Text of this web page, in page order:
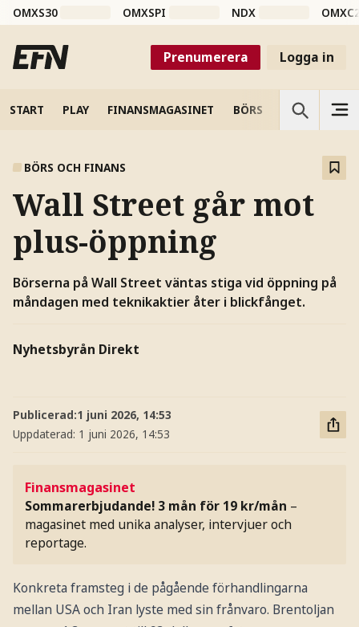
OMXS30 OMXSPI NDX
Prenumerera Logga in
START PLAY FINANSMAGASINET BÖRS VETENSKAP
BÖRS OCH FINANS
Wall Street går mot
plus-öppning
Börserna på Wall Street väntas stiga vid öppning på
måndagen med teknikaktier åter i blickfånget.
Nyhetsbyrån Direkt
Publicerad:1 juni 2026, 14:53
Uppdaterad: 1 juni 2026, 14:53
Finansmagasinet
Sommarerbjudande! 3 mån för 19 kr/mån –
magasinet med unika analyser, intervjuer och
reportage.
Konkreta framsteg i de pågående förhandlingarna
mellan USA och Iran lyste med sin frånvaro. Brentoljan